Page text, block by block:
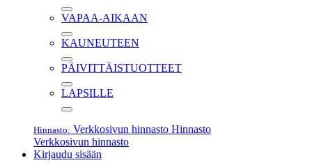
VAPAA-AIKAAN
KAUNEUTEEN
PÄIVITTÄISTUOTTEET
LAPSILLE
Hinnasto: Verkkosivun hinnasto Hinnasto
Verkkosivun hinnasto
Kirjaudu sisään